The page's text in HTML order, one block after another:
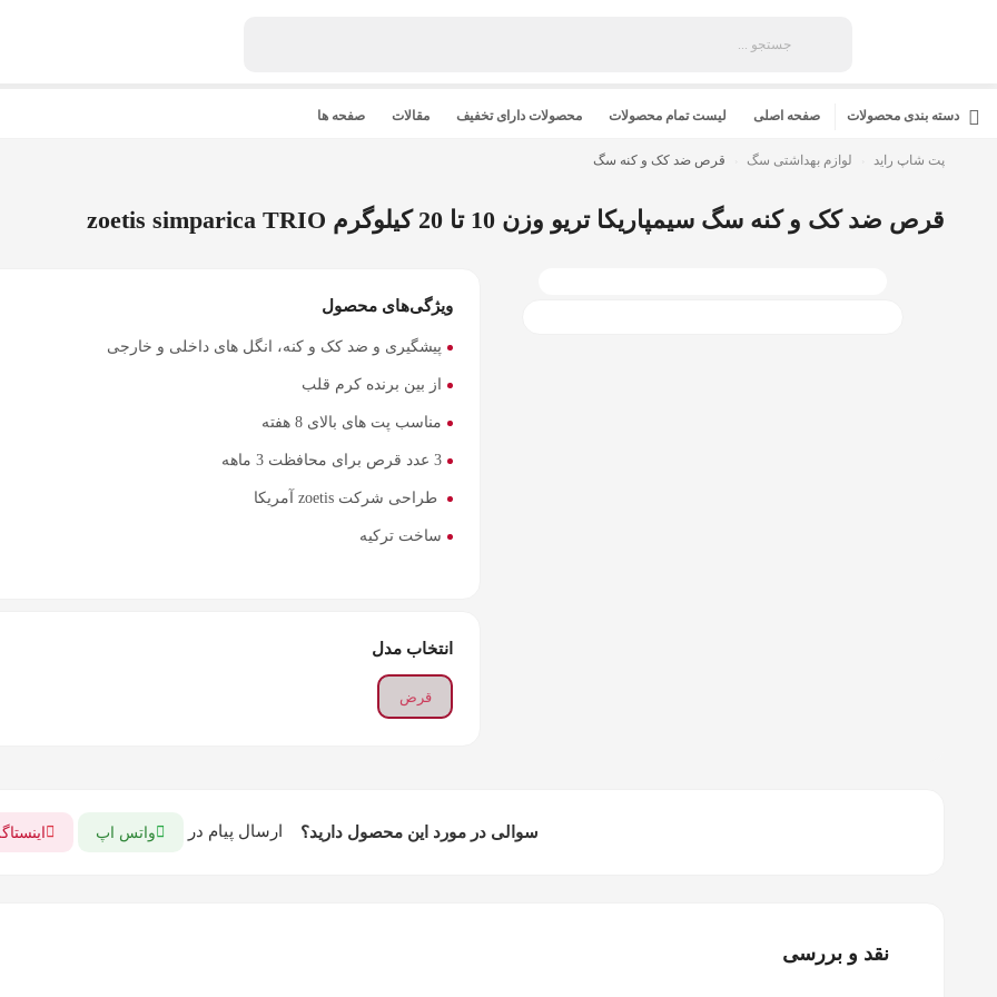
دسته بندی محصولات صفحه اصلی لیست تمام محصولات محصولات دارای تخفیف مقالات صفحه ها
پت شاپ راید لوازم بهداشتی سگ قرص ضد کک و کنه سگ
قرص ضد کک و کنه سگ سیمپاریکا تریو وزن 10 تا 20 کیلوگرم zoetis simparica TRIO
ویژگی‌های محصول
پیشگیری و ضد کک و کنه، انگل های داخلی و خارجی
از بین برنده کرم قلب
مناسب پت های بالای 8 هفته
3 عدد قرص برای محافظت 3 ماهه
طراحی شرکت zoetis آمریکا
ساخت ترکیه
انتخاب مدل
قرض
سوالی در مورد این محصول دارید؟ ارسال پیام در واتس اپ
نقد و بررسی